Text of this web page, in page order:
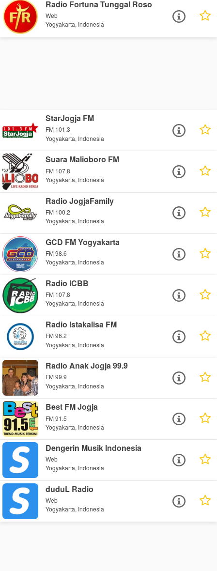
Radio Fortuna Tunggal Roso
Web
Yogyakarta, Indonesia
StarJogja FM
FM 101.3
Yogyakarta, Indonesia
Suara Malioboro FM
FM 107.8
Yogyakarta, Indonesia
Radio JogjaFamily
FM 100.2
Yogyakarta, Indonesia
GCD FM Yogyakarta
FM 98.6
Yogyakarta, Indonesia
Radio ICBB
FM 107.8
Yogyakarta, Indonesia
Radio Istakalisa FM
FM 96.2
Yogyakarta, Indonesia
Radio Anak Jogja 99.9
FM 99.9
Yogyakarta, Indonesia
Best FM Jogja
FM 91.5
Yogyakarta, Indonesia
Dengerin Musik Indonesia
Web
Yogyakarta, Indonesia
duduL Radio
Web
Yogyakarta, Indonesia